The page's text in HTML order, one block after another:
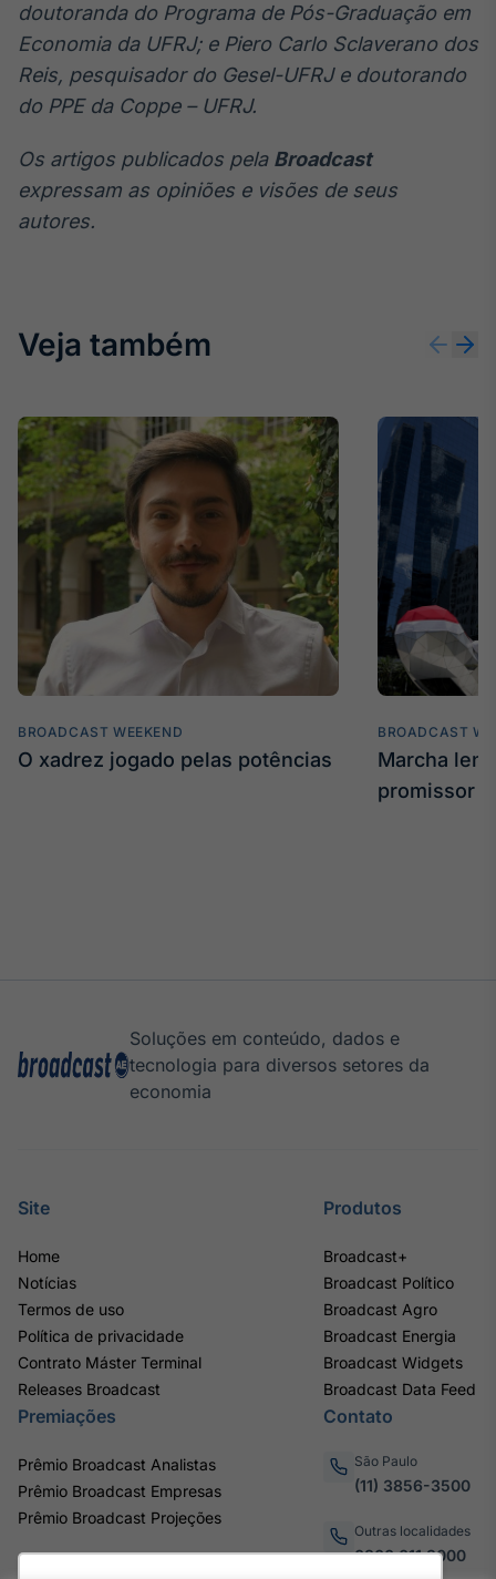
doutoranda do Programa de Pós-Graduação em
Economia da UFRJ; e Piero Carlo Sclaverano dos
Reis, pesquisador do Gesel-UFRJ e doutorando
do PPE da Coppe – UFRJ.
Os artigos publicados pela Broadcast
expressam as opiniões e visões de seus
autores.
Veja também
BROADCAST WEEKEND
O xadrez jogado pelas potências
BROADCAST
Marcha
promissor
Soluções em conteúdo, dados e
tecnologia para diversos setores da
economia
Site
Home
Notícias
Termos de uso
Política de privacidade
Contrato Máster Terminal
Releases Broadcast
Produtos
Broadcast+
Broadcast Político
Broadcast Agro
Broadcast Energia
Broadcast Widgets
Broadcast Data Feed
Premiações
Prêmio Broadcast Analistas
Prêmio Broadcast Empresas
Prêmio Broadcast Projeções
Contato
São Paulo
(11) 3856-3500
Outras localidades
0800.011.3000